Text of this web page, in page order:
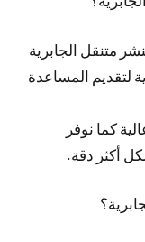
متنقل الجابرية
لتقديم المساعدة
كما نوفر
أكثر دقة.